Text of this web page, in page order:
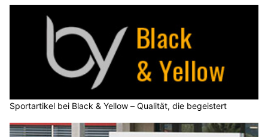
Sportartikel bei Black & Yellow – Qualität, die begeistert